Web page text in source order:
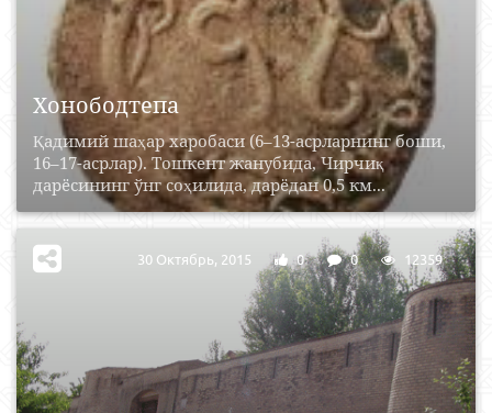
Хонободтепа
Қадимий шаҳар харобаси (6–13-асрларнинг боши,
16–17-асрлар). Тошкент жанубида, Чирчиқ
дарёсининг ўнг соҳилида, дарёдан 0,5 км...
30 Октябрь, 2015 0 0 12359